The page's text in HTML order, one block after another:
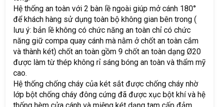
Hệ thống an toàn với 2 bàn lề ngoài giúp mở cánh 180°
để khách hàng sử dụng toàn bộ không gian bên trong (
lưu ý: bản lề không có chức năng an toàn chỉ có chức
năng giữ compa quay cánh mà nằm ở chốt an toàn cắm
và thành két) chốt an toàn gồm 9 chốt an toàn dạng Ø20
được làm từ thép không rỉ sáng bóng an toàn và thẩm mỹ
cao.
Hệ thống chống cháy của két sắt được chống cháy nhờ
lớp bột chống cháy đông cứng đã được xục bột khí và hệ